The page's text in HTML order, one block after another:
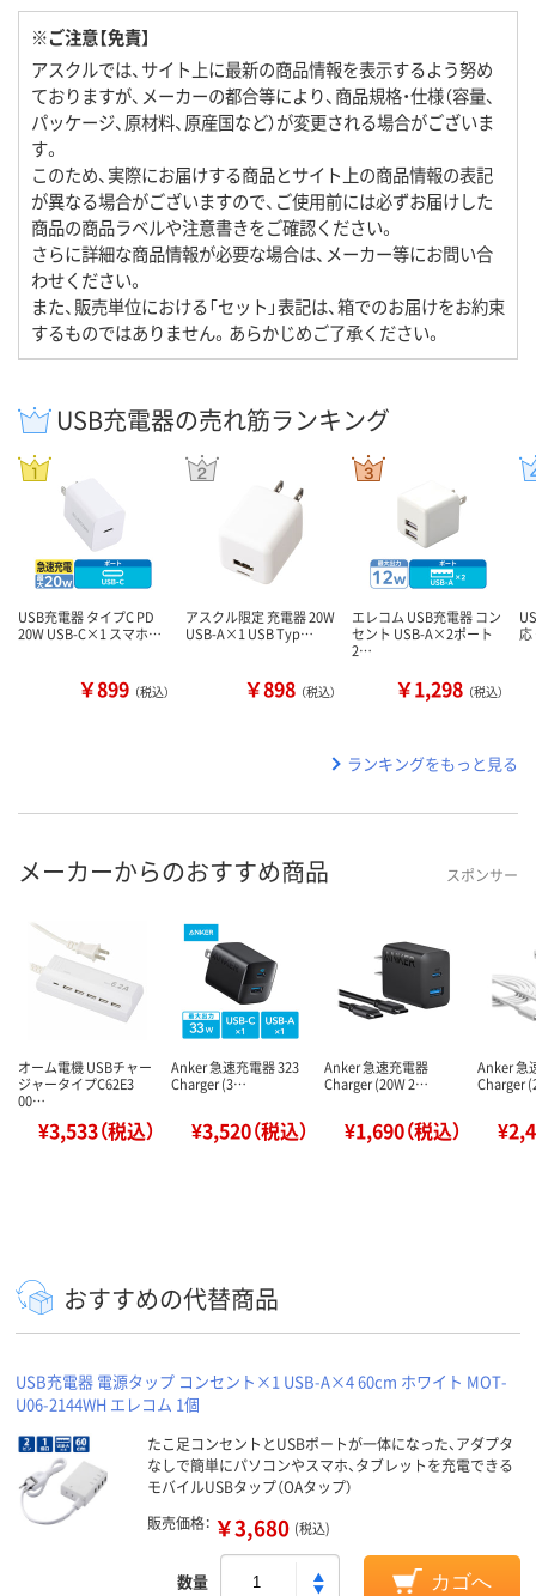
※ご注意【免責】
アスクルでは、サイト上に最新の商品情報を表示するよう努め
ておりますが、メーカーの都合等により、商品規格・仕様（容量、
パッケージ、原材料、原産国など）が変更される場合がございま
す。
このため、実際にお届けする商品とサイト上の商品情報の表記
が異なる場合がございますので、ご使用前には必ずお届けした
商品の商品ラベルや注意書きをご確認ください。
さらに詳細な商品情報が必要な場合は、メーカー等にお問い合
わせください。
また、販売単位における「セット」表記は、箱でのお届けをお約束
するものではありません。あらかじめご了承ください。
USB充電器の売れ筋ランキング
USB充電器 タイプC PD
20W USB-C×1 スマホ…
￥899 （税込）
アスクル限定 充電器 20W
USB-A×1 USB Typ…
￥898 （税込）
エレコム USB充電器 コン
セント USB-A×2ポート
2…
￥1,298 （税込）
応
ランキングをもっと見る
メーカーからのおすすめ商品 スポンサー
オーム電機 USBチャー
ジャータイプC62E3
00…
¥3,533（税込）
Anker 急速充電器 323
Charger (3…
¥3,520（税込）
Anker 急速充電器
Charger (20W 2…
¥1,690（税込）
Anker 急
Charger
おすすめの代替商品
USB充電器 電源タップ コンセント×1 USB-A×4 60cm ホワイト MOT-
U06-2144WH エレコム 1個
たこ足コンセントとUSBポートが一体になった、アダプタ
なしで簡単にパソコンやスマホ、タブレットを充電できる
モバイルUSBタップ（OAタップ）
販売価格： ￥3,680 (税込)
数量 カゴへ